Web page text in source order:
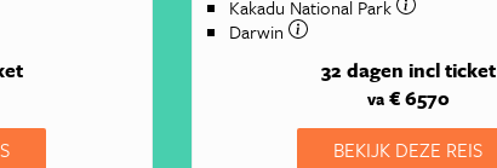
Kakadu National Park
Darwin
32 dagen incl ticket
va€ 6570
BEKIJK DEZE REIS